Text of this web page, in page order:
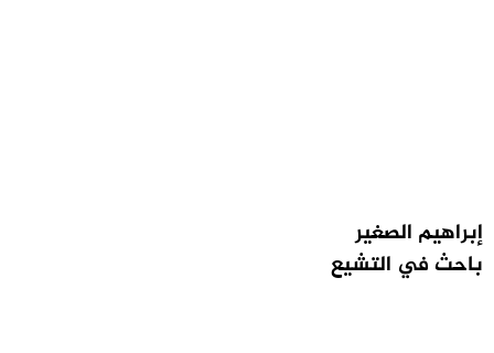
إبراهيم الصغير
باحث في التشيع